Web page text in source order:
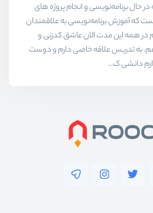
که در حال برنامه‌نویسی و انجام پروژه های
و ۱۰ سالی هست که آموزش برنامه‌نویسی به علاقمندان
در همه این مدت الان عاشق کدزنی و
به تدریس علاقه خاصی دارم و دوست
دانشی ک...